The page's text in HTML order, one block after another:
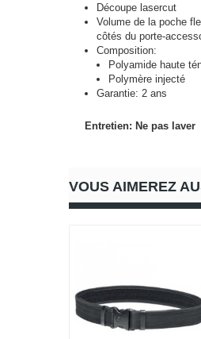
Découpe lasercut
Volume de la poche
côtés du porte-
Composition:
Polyamide haute
Polymère injecté
Garantie: 2 ans
Entretien: Ne pas laver
VOUS AIMEREZ